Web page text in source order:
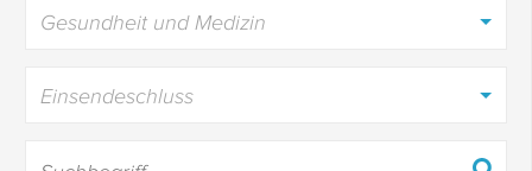
Gesundheit und Medizin
Einsendeschluss